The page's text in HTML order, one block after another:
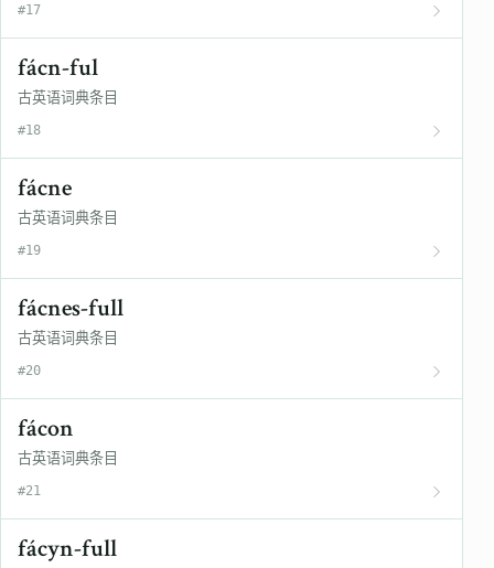
#17
fácn-ful
古英语词典条目
#18
fácne
古英语词典条目
#19
fácnes-full
古英语词典条目
#20
fácon
古英语词典条目
#21
fácyn-full